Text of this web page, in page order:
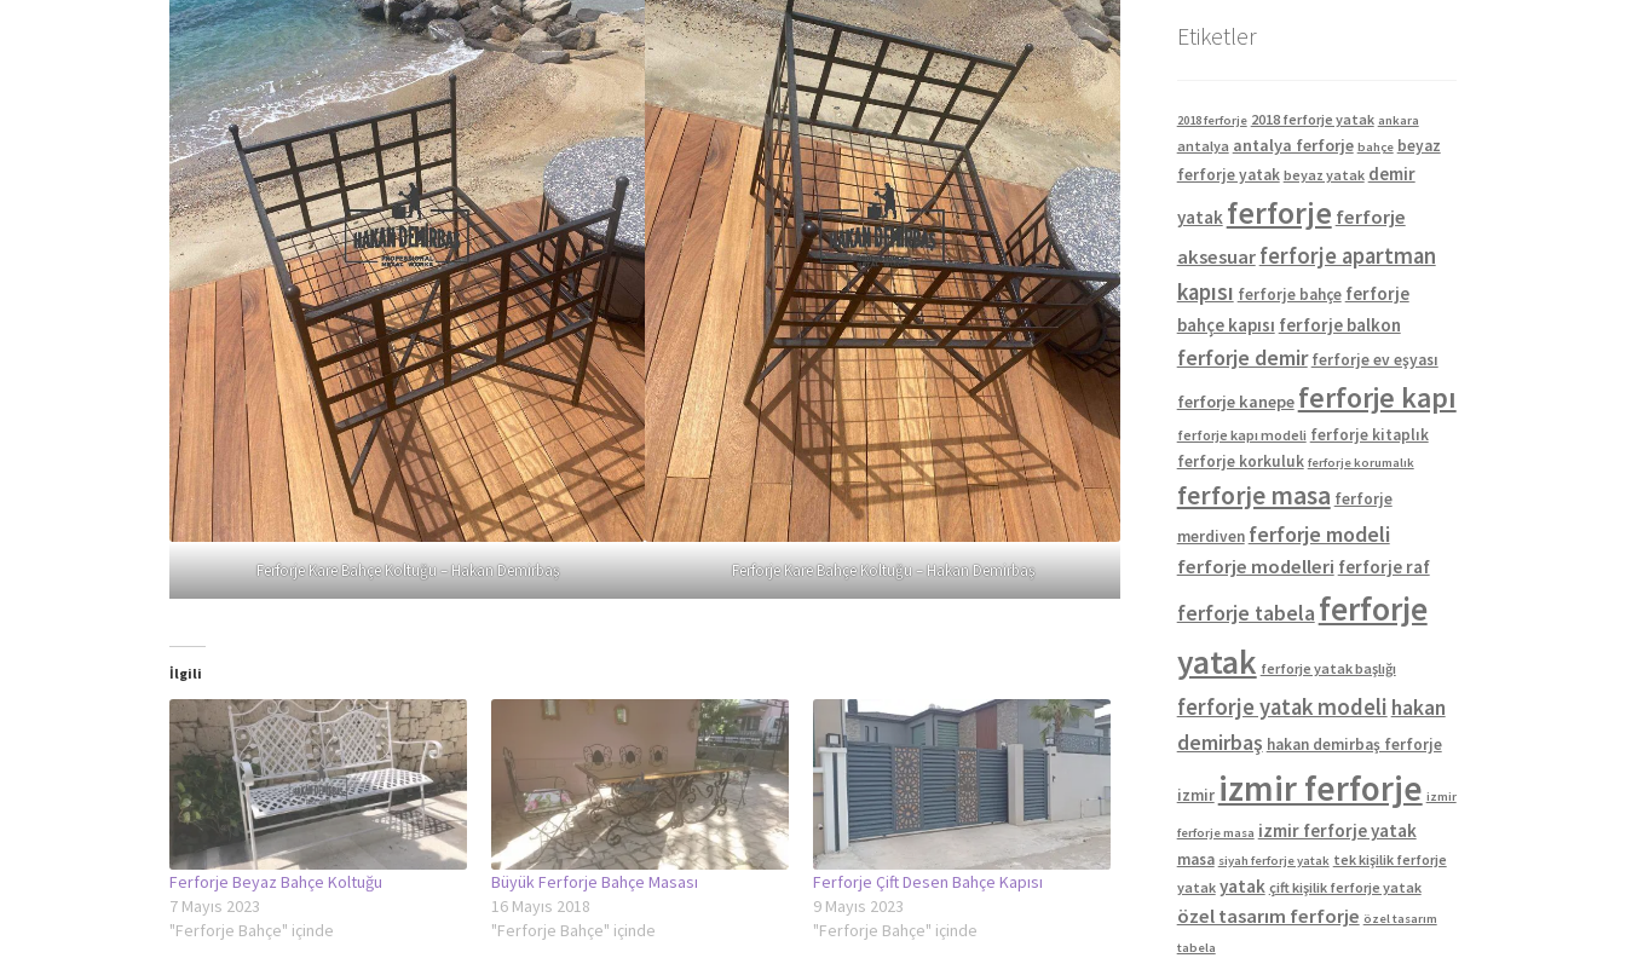
Ferforje Kare Bahçe Koltuğu – Hakan Demirbaş Ferforje Kare Bahçe Koltuğu – Hakan Demirbaş
İlgili
Ferforje Beyaz Bahçe Koltuğu
7 Mayıs 2023
"Ferforje Bahçe" içinde
Büyük Ferforje Bahçe Masası
16 Mayıs 2018
"Ferforje Bahçe" içinde
Ferforje Çift Desen Bahçe Kapısı
9 Mayıs 2023
"Ferforje Bahçe" içinde
Etiketler
2018 ferforje 2018 ferforje yatak ankara
antalya antalya ferforje bahçe beyaz
ferforje yatak beyaz yatak demir
yatak ferforje ferforje
aksesuar ferforje apartman
kapısı ferforje bahçe ferforje
bahçe kapısı ferforje balkon
ferforje demir ferforje ev eşyası
ferforje kanepe ferforje kapı
ferforje kapı modeli ferforje kitaplık
ferforje korkuluk ferforje korumalık
ferforje masa ferforje
merdiven ferforje modeli
ferforje modelleri ferforje raf
ferforje tabela ferforje
yatak ferforje yatak başlığı
ferforje yatak modeli hakan
demirbaş hakan demirbaş ferforje
izmir izmir ferforje izmir
ferforje masa izmir ferforje yatak
masa siyah ferforje yatak tek kişilik ferforje
yatak yatak çift kişilik ferforje yatak
özel tasarım ferforje özel tasarım
tabela